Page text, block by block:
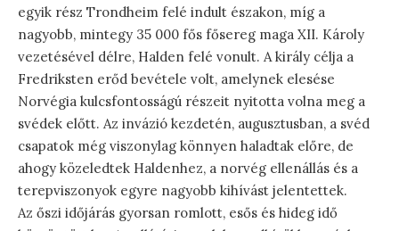
egyik rész Trondheim felé indult északon, míg a
nagyobb, mintegy 35 000 fős fősereg maga XII. Károly
vezetésével délre, Halden felé vonult. A király célja a
Fredriksten erőd bevétele volt, amelynek elesése
Norvégia kulcsfontosságú részeit nyitotta volna meg a
svédek előtt. Az invázió kezdetén, augusztusban, a svéd
csapatok még viszonylag könnyen haladtak előre, de
ahogy közeledtek Haldenhez, a norvég ellenállás és a
terepviszonyok egyre nagyobb kihívást jelentettek.
Az őszi időjárás gyorsan romlott, esős és hideg idő